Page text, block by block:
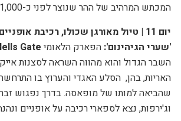
המכתש המרהיב של ההר שנוצר לפני כ-21,000 שנים!
יום 11 |
טיול מאורגן שכולו, רכיבת
'שערי הגיהינום': הפארק הלאומי Gate
השבר הגדול והוא מהווה השראה לסצנות
האריות, בהן, הסלע האגדי והערוץ בו
שהביאה למותו של מופאסה. בדרך נפגוש
וג'ירפות, נצא לספארי רכיבה על אופניים